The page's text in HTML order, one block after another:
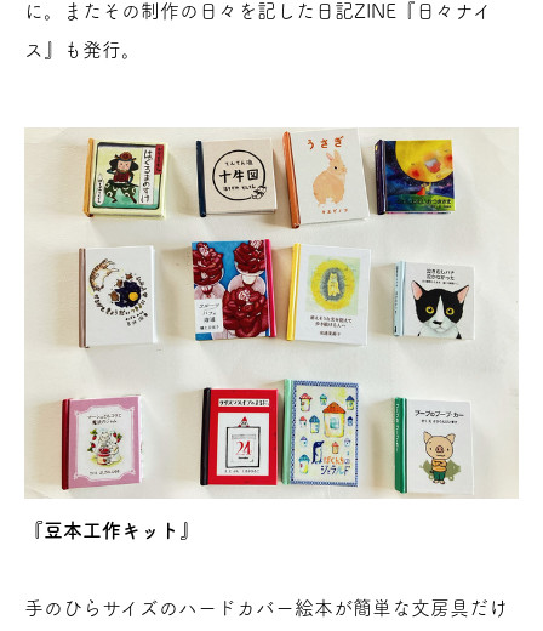
に。またその制作の日々を記した日記ZINE『日々ナイ
ス』も発行。
『豆本工作キット』
手のひらサイズのハードカバー絵本が簡単な文房具だけ